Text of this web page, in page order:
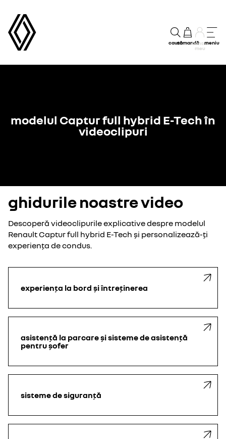
cautăcomandăContul
meu
meniu
modelul Captur full hybrid E-Tech în
videoclipuri
ghidurile noastre video
Descoperă videoclipurile explicative despre modelul
Renault Captur full hybrid E-Tech și personalizează-ți
experiența de condus.
experiența la bord și întreținerea
asistență la parcare și sisteme de asistență
pentru șofer
sisteme de siguranță